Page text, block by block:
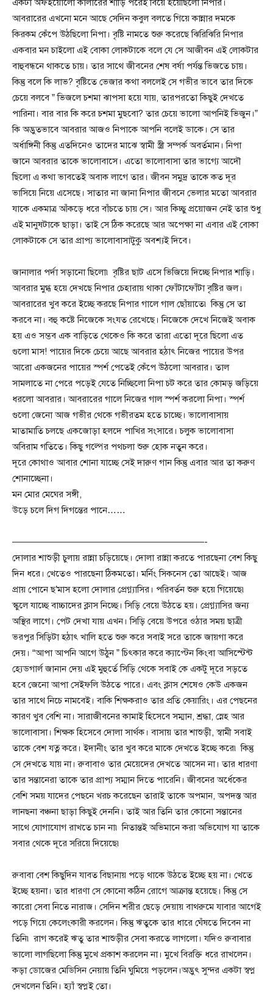
একটা অফইয়োলো কালারের শাড়ি পরেই বিয়ে হয়েছিলো নিপার।
আবরারের এখনো মনে আছে সেদিন কবুল বলতে গিয়ে কান্নার দমকে
কিরকম কেঁপে উঠছিলো নিপা। বৃষ্টি নামতে শুরু করেছে ঝিরিঝিরি নিপার
একবার মন চাইলো এই বোকা লোকটাকে বলে যে সে আজীবন এই লোকটার
বাহুবন্ধনে থাকতে চায়। তার সাথে জীবনের শেষ বর্ষা পর্যন্ত ভিজতে চায়।
কিন্তু বলে কি লাভ? বৃষ্টিতে ভেজার কথা বললেই সে গভীর ভাবে তার দিকে
চেয়ে বলবে ” ভিজলে চশমা ঝাপসা হয়ে যায়, তারপরতো কিছুই দেখতে
পারিনা। বার বার কি করে চশমা মুছবো? তার চেয়ে ভালো আপনিই ভিজুন।”
কি অদ্ভুতভাবে আবরার আজও নিপাকে আপনি বলেই ডাকে। সে তার
অর্ধাঙ্গিনী কিন্তু এতদিনেও তাদের মাঝে স্বামী স্ত্রী সম্পর্ক অবর্তমান। নিপা
জানে আবরার তাকে ভালোবাসে। এতো ভালোবাসা তার ভাগ্যে আদৌ
ছিলো এ কথা ভাবতেই অবাক লাগে তার। জীবন সমুদ্র তাকে কত দূর
ভাসিয়ে নিয়ে এসেছে। সাতার না জানা নিপার জীবনে ভেলার মতো আবরার
যাকে একমাত্র আঁকড়ে ধরে বাঁচতে চায় সে। আর কিচ্ছু প্রয়োজন নেই তার শুধু
এই মানুষটাকে ছাড়া। তাই সে ঠিক করেছে আর অপেক্ষা না এবার এই বোকা
লোকটাকে সে তার প্রাপ্য ভালোবাসাটুকু অবশ্যই দিবে।
জানালার পর্দা সড়ানো ছিলো৷ বৃষ্টির ছাট এসে ভিজিয়ে দিচ্ছে নিপার শাড়ি।
আবরার মুগ্ধ হয়ে দেখছে নিপার চেহারায় থাকা ফোঁটাফোঁটা বৃষ্টির জল।
আবরারের খুব করে ইচ্ছে করছে নিপার গালে গাল ছোঁয়াতে৷ কিন্তু সে তা
করবে না। বহু কষ্টে নিজেকে সংযত রেখেছে। নিজেকে দেখে নিজেই অবাক
হয় এও সম্ভব এক বাড়িতে থেকেও কি করে তারা এতো দূরে ছিলো এত
গুলো মাস! পায়ের দিকে চেয়ে আছে আবরার হঠাৎ নিজের পায়ের উপর
আরো একজনের পায়ের স্পর্শ পেতেই কেঁপে উঠলো আবরার। তাল
সামলাতে না পেরে পড়েই যেতে নিচ্ছিলো নিপা চট করে তার কোমড় জড়িয়ে
ধরলো আবরার। আবরারের গালে নিজের গাল স্পর্শ করলো নিপা। স্পর্শ
গুলো জেনো আজ গভীর থেকে গভীরতম হতে চাচ্ছে। ভালোবাসায়
মাতামাতি চলছে একজোড়া হলদে পাখির সংসারে। চলুক ভালোবাসা
অবিরাম গতিতে। কিছু গল্পের পথচলা শুরু হোক নতুন করে।
দূরে কোথাও আবার শোনা যাচ্ছে সেই দারুণ গান কিন্তু এবার আর তা করুণ
শোনাচ্ছেনা।
মন মোর মেঘের সঙ্গী,
উড়ে চলে দিগ দিগন্তের পানে……
—————————————————————-
দোলার শাশুড়ী চুলায় রান্না চড়িয়েছে। দোলা রান্না করতে পারছেনা বেশ কিছু
দিন ধরে। খেতেও পারছেনা ঠিকমতো। মর্নিং সিকনেস তো আছেই। আজ
প্রায় পোনে ছ’মাস হলো দোলার প্রেগ্ন্যাসির। পরিবর্তন শুরু হয়ে গিয়েছে৷
স্কুলে যাচ্ছে বাচ্চাদের ক্লাস নিচ্ছে। সিড়ি বেয়ে উঠতে হয়। প্রেগ্ন্যাসির জন্য
অস্থির লাগে। পেট দেখা যায় এখন। সিড়ি বেয়ে উপরে ওঠার সময় ছাত্রী
ভরপুর সিড়িটা হঠাৎ খালি হতে শুরু করে সবাই সরে তাকে জায়গা করে
দেয়। “আপা আপনি আগে উঠুন ” চিৎকার করে ক্যাপ্টেন কিংবা আসিস্টেন্ট
হ্যেডগার্ল জানান দেয় এই মুহুর্তে সিড়ি থেকে সবাই কে একটু দূরে সড়তে
হবে জেনো আপা সেইফলি উঠতে পারে। এবং ক্লাস শেষেও কেউ একজন
তার সাথে নিচে নামবেই। বাকি শিক্ষকরাও তার প্রতি কেয়ারিং। এর পেছনের
কারণ খুব বেশি না। সারাজীবনের কামাই হিসেবে সম্মান, শ্রদ্ধা, স্নেহ আর
ভালোবাসা। শিক্ষক হিসেবে দোলা সার্থক। বাসায় তার শাশুড়ী, স্বামী সবাই
তাকে বেশ যত্ন করে। ইদানীং তার খুব করে মাকে দেখতে ইচ্ছে করে৷ কিন্তু
সে দেখতে যায় না। রুবাবাও তার মেয়েদের দেখতে আসেন না। তার ধারণা
তার সন্তানেরা তাকে তার প্রাপ্য সম্মান দিতে পারেনি। জীবনের অর্ধেকের
বেশি সময় যাদের পেছনে খরচ করেছেন তারাই তাকে অপমান, অপদস্ত আর
লানছনা বঞ্চনা ছাড়া কিছুই দেননি। তাই আর তিনি তার কোনো সন্তানের
সাথে যোগাযোগ রাখতে চান না৷ নিতান্তই অভিমানে করা অভিযোগ যা তাকে
সবার থেকে দূরে সরিয়ে দিয়েছে৷
রুবাবা বেশ কিছুদিন যাবত বিছানায় পড়ে থাকে উঠতে ইচ্ছে হয় না। খেতে
ইচ্ছে হয়না। তার ধারণা সে কোনো কঠিন রোগে আক্রান্ত হয়েছে। কিন্তু সে
কারো সেবা নিতে নারাজ। সেদিন শরীর ছেড়ে দেয়ায় বাথরুমে যাবার আগেই
পড়ে গিয়ে কেলেংকারী করলেন। কিন্তু ঋতুকে তার ধারে ঘেঁষতে দিবেন না
তিনি৷ রাগ করেই ঋতু তার শাশুড়ীর সেবা করতে লাগলো। যদিও রুবাবার
ভালো লাগছিলো কিন্তু মুখে প্রকাশ করলেন না। মুখে বিরক্তি ধরে রাখলেন।
কড়া ডোজের মেডিসিন নেয়ায় তিনি ঘুমিয়ে পড়লেন।অদ্ভুৎ সুন্দর একটা স্বপ্ন
দেখলেন তিনি। হ্যাঁ স্বপ্নই তো।